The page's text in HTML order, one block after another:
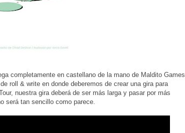
completamente en castellano de la mano de Maldito Games.
roll & write en donde deberemos de crear una gira para
nuestra gira deberá de ser más larga y pasar por más
será tan sencillo como parece.